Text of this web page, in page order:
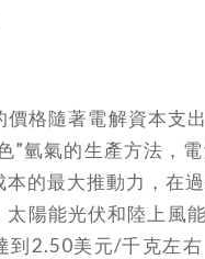
格隨著電解資本支
”氫氣的生產方法，
的最大推動力，在
陽能光伏和陸上風
到2.50美元/千克左